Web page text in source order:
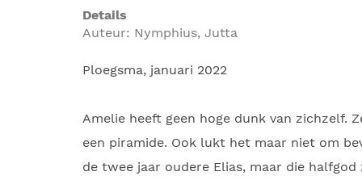
Details
Auteur: Nymphius, Jutta
Ploegsma, januari 2022
Amelie heeft geen hoge dunk van zichzelf.
een piramide. Ook lukt het maar niet om
de twee jaar oudere Elias, maar die